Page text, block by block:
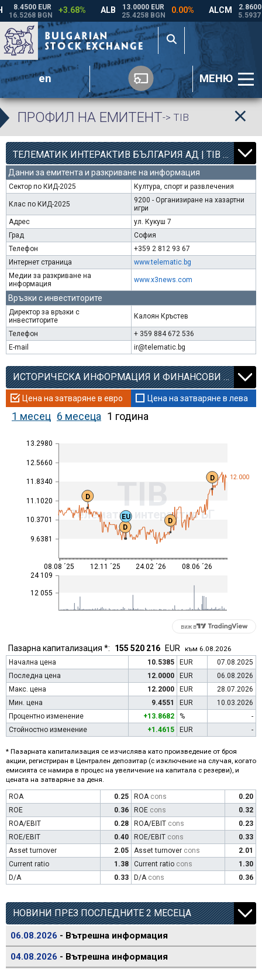
en МЕНЮ
ПРОФИЛ НА ЕМИТЕНТ-> TIB
ТЕЛЕМАТИК ИНТЕРАКТИВ БЪЛГАРИЯ АД | TIB | 12
Данни за емитента и разкриване на информация
Сектор по КИД-2025 Култура, спорт и развлечения
Клас по КИД-2025
9200 - Организиране на хазартни
игри
Адрес
ул. Кукуш 7
Град
София
Телефон
+359 2 812 93 67
Интернет страница
www.telematic.bg
Медии за разкриване на
информация
www.x3news.com
Връзки с инвеститорите
Директор за връзки с
инвеститорите
Калоян Кръстев
Телефон
+ 359 884 672 536
E-mail
ir@telematic.bg
ИСТОРИЧЕСКА ИНФОРМАЦИЯ И ФИНАНСОВИ КОЕФИЦИЕНТИ
Цена на затваряне в евро Цена на затваряне в лева
1 месец 6 месеца 1 година
9.6381
10.3701
11.1020
11.8340
12.5660
13.2980
TIB
Телематик интерактив БГ
12 055
24 109
12.000
08.08 ´25 12.11 ´25 24.02 ´26 08.06 ´26
D
D
EU
D
D
виж в
Пазарна капитализация *: 155 520 216 EUR към 6.08.2026
Начална цена
10.5385 EUR
07.08.2025
Последна цена
12.0000 EUR
06.08.2026
Макс. цена
12.2000 EUR
28.07.2026
Мин. цена
9.4551 EUR
10.03.2026
Процентно изменение
+13.8682 %
-
Стойностно изменение
+1.4615 EUR -
* Пазарната капитализация се изчислява като произведение от броя
акции, регистриран в Централен депозитар (с изключение на случая, когато
емисията се намира в процес на увеличение на капитала с резерви), и
цената на затваряне за деня.
ROA 0.25 ROA cons
0.20
ROE
0.36 ROE cons
0.32
ROA/EBIT
0.28 ROA/EBIT cons
0.23
ROE/EBIT
0.40 ROE/EBIT cons
0.33
Asset turnover
2.05 Asset turnover cons
2.01
Current ratio
1.38 Current ratio cons
1.30
D/A
0.33 D/A cons 0.36
НОВИНИ ПРЕЗ ПОСЛЕДНИТЕ 2 МЕСЕЦА
06.08.2026 - Вътрешна информация
04.08.2026 - Вътрешна информация